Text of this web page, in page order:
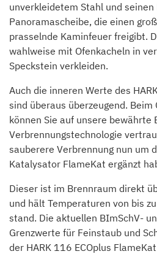
unverkleidetem Stahl und
Panoramascheibe, die einen
prasselnde Kaminfeuer freigibt.
wahlweise mit Ofenkacheln in
Speckstein verkleiden.
Auch die inneren Werte des
sind überaus überzeugend. Beim
können Sie auf unsere bewährte
Verbrennungstechnologie
sauberere Verbrennung nun um
Katalysator FlameKat ergänzt
Dieser ist im Brennraum direkt
und hält Temperaturen von bis
stand. Die aktuellen BImSchV-
Grenzwerte für Feinstaub und
der HARK 116 ECOplus